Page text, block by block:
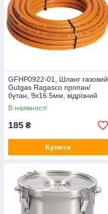
GFHP0922-01, Шланг газовий
Gutgas Ragasco пропан/
бутан, 9x16.5мм, відрізний
(бухта 50м), ціна за 1м,
Арт.67316
В наявності
185 ₴
Купити